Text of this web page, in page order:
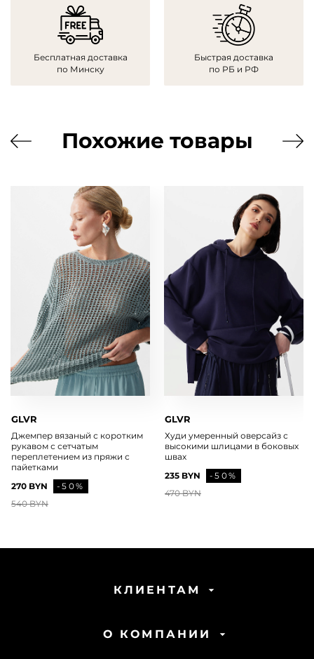
Бесплатная доставка
по Минску
Быстрая доставка
по РБ и РФ
Похожие товары
GLVR
Джемпер вязаный с коротким
рукавом с сетчатым
переплетением из пряжи с
пайетками
270 BYN
-50%
540 BYN
GLVR
Худи умеренный оверсайз с
высокими шлицами в боковых
швах
235 BYN
-50%
470 BYN
КЛИЕНТАМ
О КОМПАНИИ